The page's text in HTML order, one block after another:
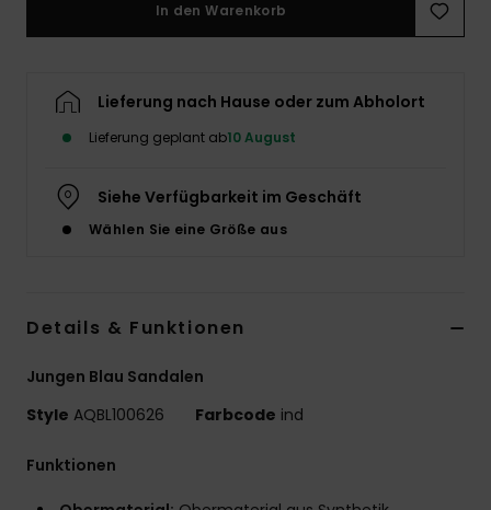
In den Warenkorb
Lieferung nach Hause oder zum Abholort
Lieferung geplant ab10 August
Siehe Verfügbarkeit im Geschäft
Wählen Sie eine Größe aus
Details & Funktionen
Jungen Blau Sandalen
Style AQBL100626 Farbcode ind
Funktionen